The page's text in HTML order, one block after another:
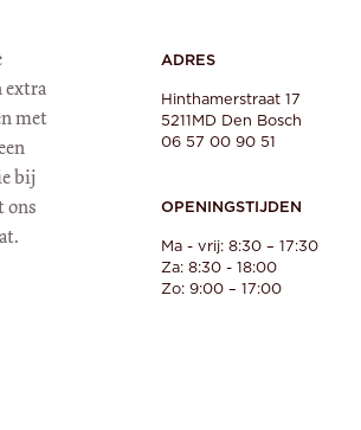
extra
met
bij
ons
ADRES
Hinthamerstraat 17
5211MD Den Bosch
06 57 00 90 51
OPENINGSTIJDEN
Ma - vrij: 8:30 – 17:30
Za: 8:30 - 18:00